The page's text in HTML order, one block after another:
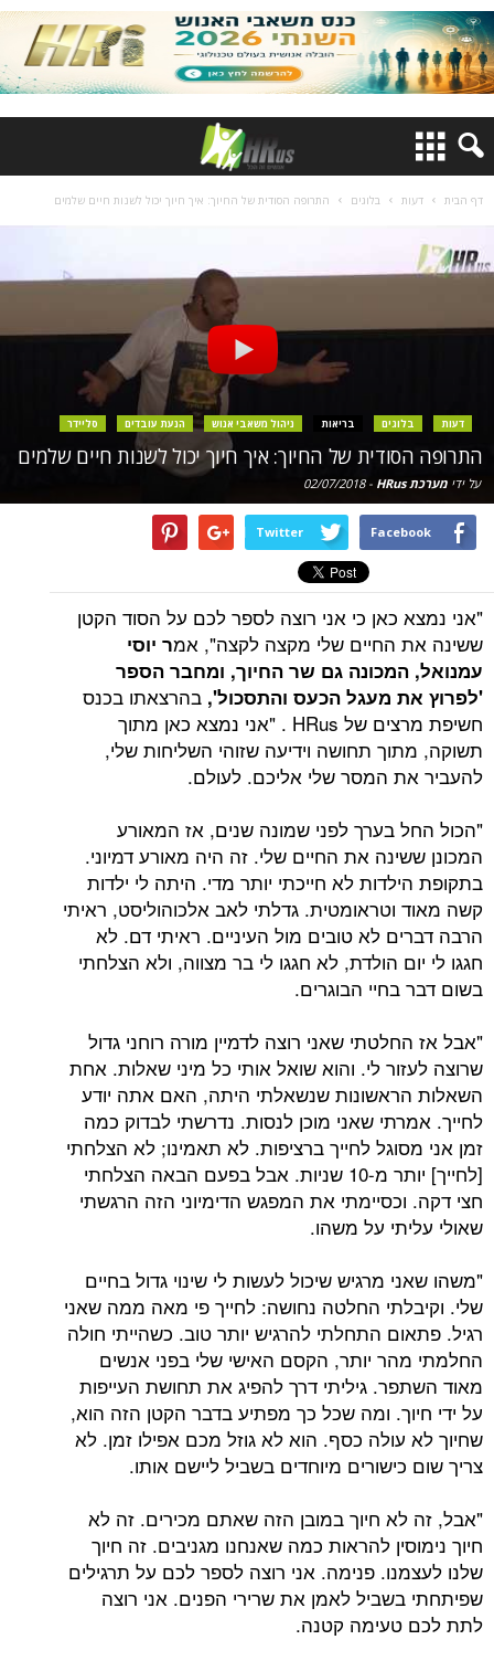
דף הבית דעות בלוגים התרופה הסודית של החיוך: איך חיוך יכול לשנות חיים שלמים
דעות בלוגים בריאות ניהול משאבי אנוש הנעת עובדים סליידר
התרופה הסודית של החיוך: איך חיוך יכול לשנות חיים שלמים
על ידי מערכת HRus -
02/07/2018
Facebook
Twitter
"אני נמצא כאן כי אני רוצה לספר לכם על הסוד הקטן
ששינה את החיים שלי מקצה לקצה", אמר יוסי
עמנואל, המכונה גם שר החיוך, ומחבר הספר
'לפרוץ את מעגל הכעס והתסכול', בהרצאתו בכנס
חשיפת מרצים של HRus . "אני נמצא כאן מתוך
תשוקה, מתוך תחושה וידיעה שזוהי השליחות שלי,
להעביר את המסר שלי אליכם. לעולם.
"הכול החל בערך לפני שמונה שנים, אז המאורע
המכונן ששינה את החיים שלי. זה היה מאורע דמיוני.
בתקופת הילדות לא חייכתי יותר מדי. היתה לי ילדות
קשה מאוד וטראומטית. גדלתי לאב אלכוהוליסט, ראיתי
הרבה דברים לא טובים מול העיניים. ראיתי דם. לא
חגגו לי יום הולדת, לא חגגו לי בר מצווה, ולא הצלחתי
בשום דבר בחיי הבוגרים.
"אבל אז החלטתי שאני רוצה לדמיין מורה רוחני גדול
שרוצה לעזור לי. והוא שואל אותי כל מיני שאלות. אחת
השאלות הראשונות שנשאלתי היתה, האם אתה יודע
לחייך. אמרתי שאני מוכן לנסות. נדרשתי לבדוק כמה
זמן אני מסוגל לחייך ברציפות. לא תאמינו; לא הצלחתי
[לחייך] יותר מ-10 שניות. אבל בפעם הבאה הצלחתי
חצי דקה. וכסיימתי את המפגש הדימיוני הזה הרגשתי
שאולי עליתי על משהו.
"משהו שאני מרגיש שיכול לעשות לי שינוי גדול בחיים
שלי. וקיבלתי החלטה נחושה: לחייך פי מאה ממה שאני
רגיל. פתאום התחלתי להרגיש יותר טוב. כשהייתי חולה
החלמתי מהר יותר, הקסם האישי שלי בפני אנשים
מאוד השתפר. גיליתי דרך להפיג את תחושת העייפות
על ידי חיוך. ומה שכל כך מפתיע בדבר הקטן הזה הוא,
שחיוך לא עולה כסף. הוא לא גוזל מכם אפילו זמן. לא
צריך שום כישורים מיוחדים בשביל ליישם אותו.
"אבל, זה לא חיוך במובן הזה שאתם מכירים. זה לא
חיוך נימוסין להראות כמה שאנחנו מגניבים. זה חיוך
שלנו לעצמנו. פנימה. אני רוצה לספר לכם על תרגילים
שפיתחתי בשביל לאמן את שרירי הפנים. אני רוצה
לתת לכם טעימה קטנה.